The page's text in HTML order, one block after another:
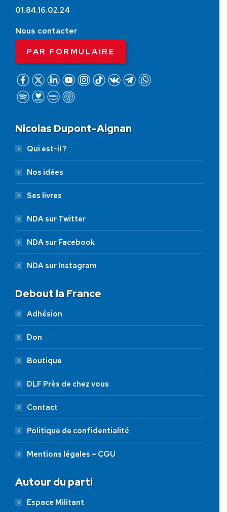
01.84.16.02.24
Nous contacter
PAR FORMULAIRE
Nicolas Dupont-Aignan
Qui est-il ?
Nos idées
Ses livres
NDA sur Twitter
NDA sur Facebook
NDA sur Instagram
Debout la France
Adhésion
Don
Boutique
DLF Près de chez vous
Contact
Politique de confidentialité
Mentions légales – CGU
Autour du parti
Espace Militant